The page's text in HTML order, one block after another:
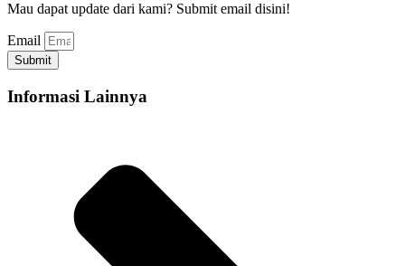
Mau dapat update dari kami? Submit email disini!
Email
Submit
Informasi Lainnya